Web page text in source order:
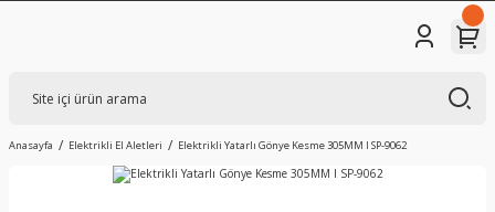
Anasayfa Elektrikli El Aletleri Elektrikli Yatarlı Gönye Kesme 305MM I SP-9062